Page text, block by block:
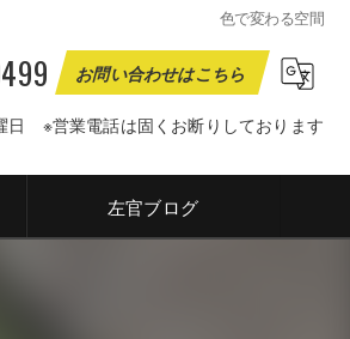
色で変わる空間
お問い合わせはこちら
日 ※営業電話は固くお断りしております
左官ブログ